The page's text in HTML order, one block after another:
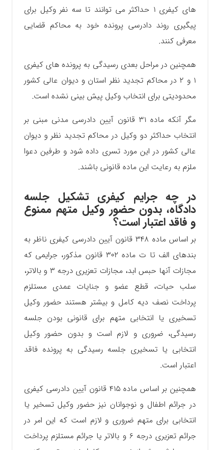
های کیفری ۱ حداکثر می توانند تا سه نفر وکیل برای
پیگیری روند دادرسی پرونده خود به محاکم قضایی
معرفی کنند.
همچنین در مراحل بعدی رسیدگی به پرونده های کیفری
۱ و ۲ در محاکم تجدید نظر استان و دیوان عالی کشور
محدودیتی برای انتخاب وکیل پیش بینی نشده است.
مگر آنکه ماده ۳۱ قانون آیین دادرسی مدنی مبنی بر
انتخاب حداکثر دو وکیل در محاکم تجدید نظر و دیوان
عالی کشور در این مورد تسری داده شود و طرفین دعوا
ملزم به رعایت این ماده قانونی باشند.
در چه جرایم کیفری تشکیل جلسه
دادگاه، بدون حضور وکیل متهم ممنوع
و فاقد اعتبار است؟
بر اساس ماده ۳۴۸ قانون آیین دادرسی کیفری ناظر به
بندهای الف تا ت ماده ۳۰۲ قانون مذکور، جرایمی که
مجازات آنها حبس ابد، مجازات تعزیری درجه ۳ و بالاتر،
سلب حیات، قطع عضو و جنایات عمدی مستلزم
پرداخت نصف دیه کامل و بیشتر هستند حضور وکیل
تسخیری یا انتخابی متهم برای قانونی بودن جلسه
رسیدگی، ضروری و لازم است و بدون حضور وکیل
انتخابی یا تسخیری جلسه رسیدگی به پرونده فاقد
اعتبار است.
همچنین بر اساس ماده ۴۱۵ قانون آیین دادرسی کیفری
در جرائم اطفال و نوجوانان نیز حضور وکیل تسخیر یا
انتخابی برای متهم ضروری و لازم است که این امر در
جرائم تعزیری درجه ۶ و بالاتر یا جرائم مستلزم پرداخت